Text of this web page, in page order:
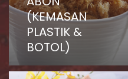
(KEMASAN
PLASTIK &
BOTOL)